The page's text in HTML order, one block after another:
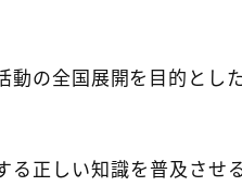
の全国展開を目的とし
正しい知識を普及させ